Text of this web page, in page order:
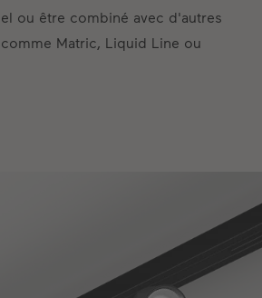
ou être combiné avec d'autres
Matric, Liquid Line ou